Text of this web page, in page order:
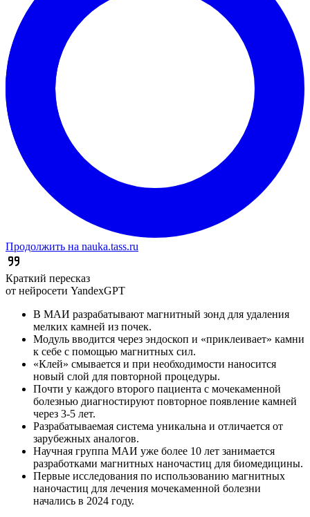
Продолжить на nauka.tass.ru
Краткий пересказ
от нейросети YandexGPT
В МАИ разрабатывают магнитный зонд для удаления
мелких камней из почек.
Модуль вводится через эндоскоп и «приклеивает» камни
к себе с помощью магнитных сил.
«Клей» смывается и при необходимости наносится
новый слой для повторной процедуры.
Почти у каждого второго пациента с мочекаменной
болезнью диагностируют повторное появление камней
через 3-5 лет.
Разрабатываемая система уникальна и отличается от
зарубежных аналогов.
Научная группа МАИ уже более 10 лет занимается
разработками магнитных наночастиц для биомедицины.
Первые исследования по использованию магнитных
наночастиц для лечения мочекаменной болезни
начались в 2024 году.